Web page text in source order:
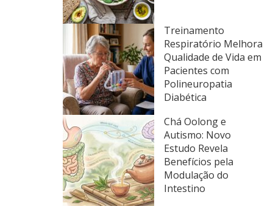
Treinamento
Respiratório Melhora
Qualidade de Vida em
Pacientes com
Polineuropatia
Diabética
Chá Oolong e
Autismo: Novo
Estudo Revela
Benefícios pela
Modulação do
Intestino